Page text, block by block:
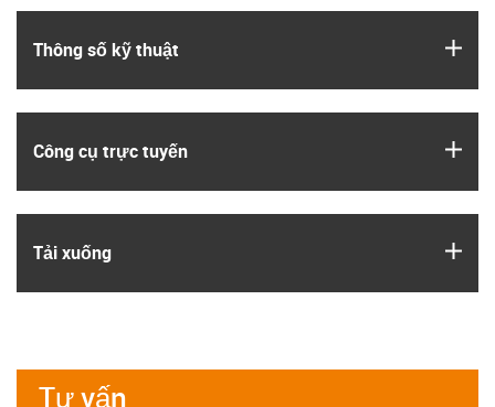
Thông số kỹ thuật
Công cụ trực tuyến
Tải xuống
Tư vấn